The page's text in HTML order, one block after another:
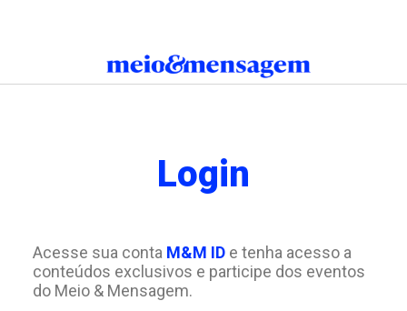
Login
Acesse sua conta M&M IDe tenha acesso a
conteúdos exclusivos e participe dos eventos
do Meio & Mensagem.